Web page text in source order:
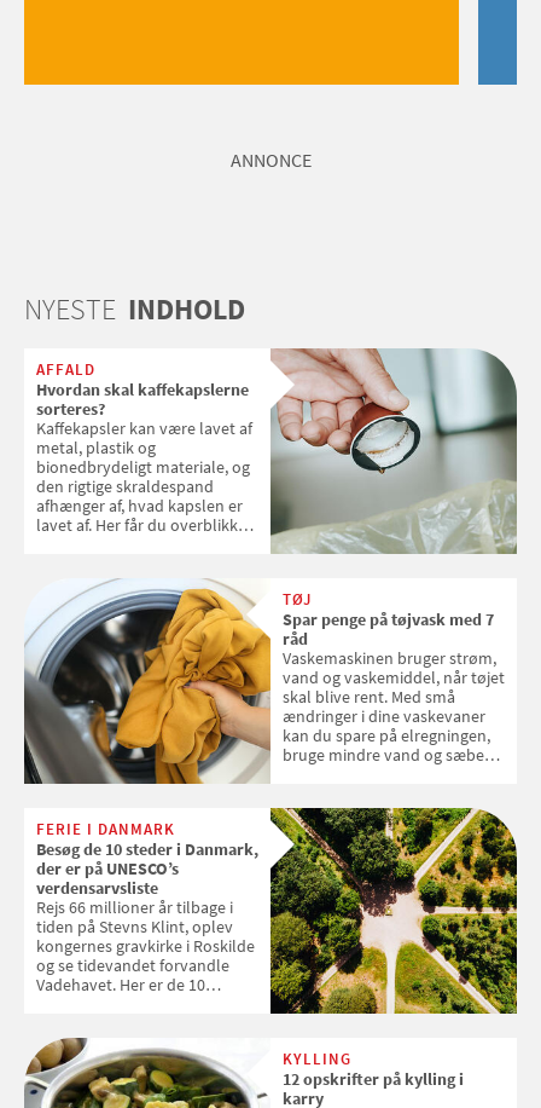
ANNONCE
NYESTE INDHOLD
AFFALD
Hvordan skal kaffekapslerne
sorteres?
Kaffekapsler kan være lavet af
metal, plastik og
bionedbrydeligt materiale, og
den rigtige skraldespand
afhænger af, hvad kapslen er
lavet af. Her får du overblikket
TØJ
Spar penge på tøjvask med 7
råd
Vaskemaskinen bruger strøm,
vand og vaskemiddel, når tøjet
skal blive rent. Med små
ændringer i dine vaskevaner
kan du spare på elregningen,
bruge mindre vand og sæbe
enkle råd til at spare penge på
tøjvasken
FERIE I DANMARK
Besøg de 10 steder i Danmark,
der er på UNESCO’s
verdensarvsliste
Rejs 66 millioner år tilbage i
tiden på Stevns Klint, oplev
kongernes gravkirke i Roskilde
og se tidevandet forvandle
Vadehavet. Her er de 10
KYLLING
12 opskrifter på kylling i
karry